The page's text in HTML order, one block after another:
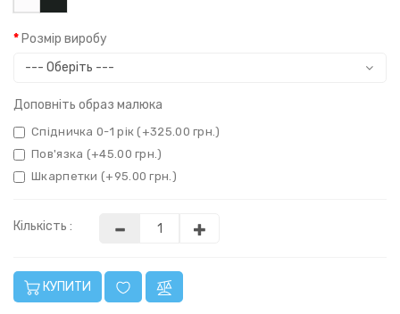
Розмір виробу
Доповніть образ малюка
Спідничка 0-1 рік (+325.00 грн.)
Пов'язка (+45.00 грн.)
Шкарпетки (+95.00 грн.)
Кількість :
КУПИТИ